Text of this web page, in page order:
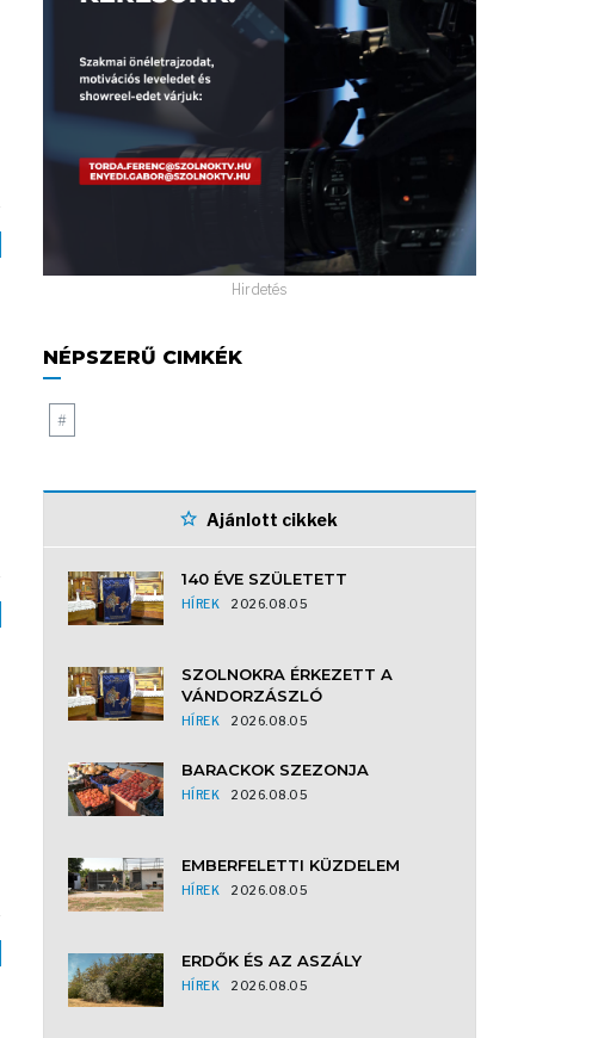
Hirdetés
NÉPSZERŰ CIMKÉK
#
Ajánlott cikkek
140 ÉVE SZÜLETETT
HÍREK 2026.08.05
SZOLNOKRA ÉRKEZETT A
VÁNDORZÁSZLÓ
HÍREK 2026.08.05
BARACKOK SZEZONJA
HÍREK 2026.08.05
EMBERFELETTI KÜZDELEM
HÍREK 2026.08.05
ERDŐK ÉS AZ ASZÁLY
HÍREK 2026.08.05